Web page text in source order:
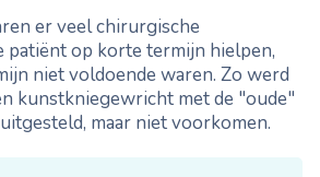
er veel chirurgische
patiënt op korte termijn hielpen,
niet voldoende waren. Zo werd
kunstkniegewricht met de "oude"
maar niet voorkomen.